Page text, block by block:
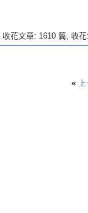
收花文章: 1610 篇, 收
«